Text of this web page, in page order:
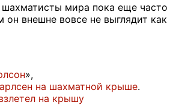
шахматисты мира пока еще часто
внешне вовсе не выглядит как
»,
на шахматной крыше.
на крышу